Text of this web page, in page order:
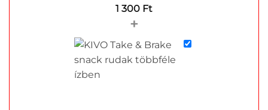
1 300 Ft
+